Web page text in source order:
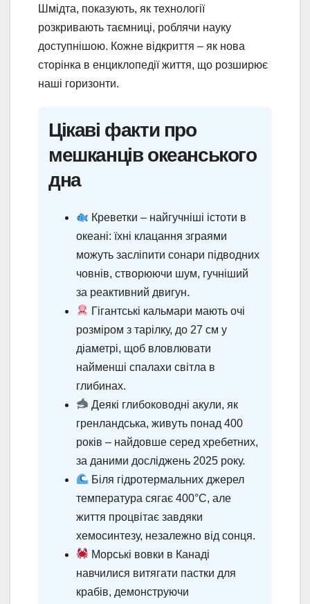
Шмідта, показують, як технології
розкривають таємниці, роблячи науку
доступнішою. Кожне відкриття – як нова
сторінка в енциклопедії життя, що розширює
наші горизонти.
Цікаві факти про
мешканців океанського
дна
Креветки – найгучніші істоти в
океані: їхні клацання зграями
можуть засліпити сонари підводних
човнів, створюючи шум, гучніший
за реактивний двигун.
Гігантські кальмари мають очі
розміром з тарілку, до 27 см у
діаметрі, щоб вловлювати
найменші спалахи світла в
глибинах.
Деякі глибоководні акули, як
гренландська, живуть понад 400
років – найдовше серед хребетних,
за даними досліджень 2025 року.
Біля гідротермальних джерел
температура сягає 400°C, але
життя процвітає завдяки
хемосинтезу, незалежно від сонця.
Морські вовки в Канаді
навчилися витягати пастки для
крабів, демонструючи